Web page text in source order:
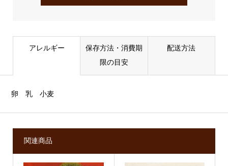
アレルギー
保存方法・消費期
限の目安
配送方法
卵 乳 小麦
関連商品